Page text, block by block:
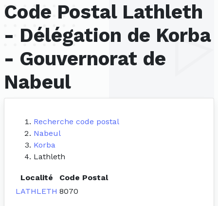
Code Postal Lathleth
- Délégation de Korba
- Gouvernorat de
Nabeul
Recherche code postal
Nabeul
Korba
Lathleth
Localité
Code Postal
LATHLETH 8070